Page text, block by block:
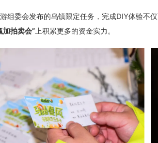
组委会发布的乌镇限定任务，完成DIY体验不
加拍卖会”上积累更多的资金实力。